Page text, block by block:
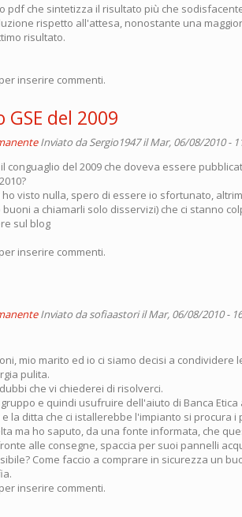
pdf che sintetizza il risultato più che
rispetto all'attesa, nonostante una
risultato.
per inserire commenti.
GSE del 2009
Inviato da Sergio1947il Mar, 06/08/2010 -
conguaglio del 2009 che doveva essere
ho visto nulla, spero di essere io sfortunato,
a chiamarli solo disservizi) che ci stanno
sul blog
per inserire commenti.
Inviato da sofiaastoriil Mar, 06/08/2010 -
mio marito ed io ci siamo decisi a condividere
pulita.
che vi chiederei di risolverci.
e quindi usufruire dell'aiuto di Banca
la ditta che ci istallerebbe l'impianto si procura
ma ho saputo, da una fonte informata, che
alle consegne, spaccia per suoi pannelli
Come faccio a comprare in sicurezza un
per inserire commenti.